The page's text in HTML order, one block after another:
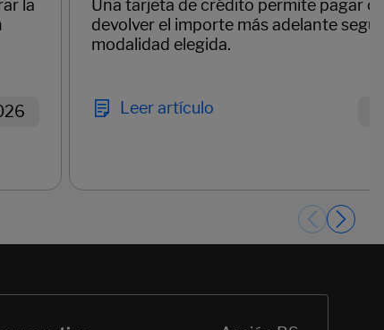
la
Una tarjeta de crédito permite pagar
devolver el importe más adelante
modalidad elegida.
Leer artículo